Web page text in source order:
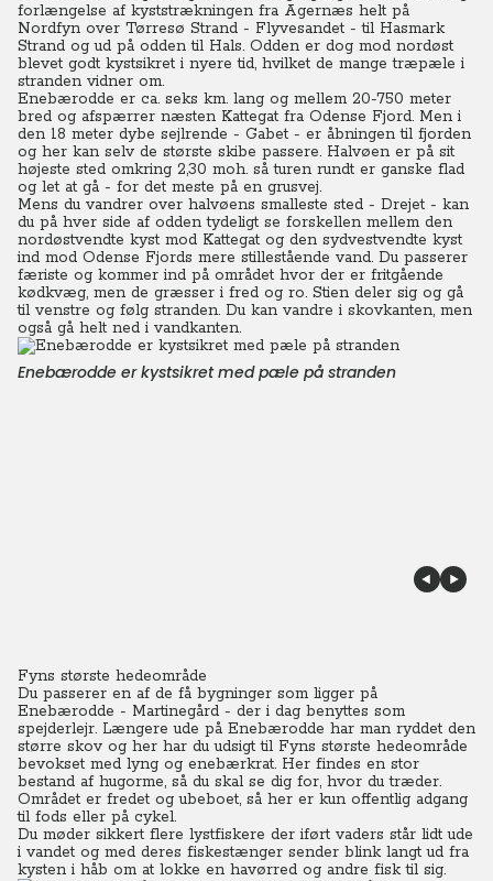
forlængelse af kyststrækningen fra Agernæs helt på
Nordfyn over Tørresø Strand - Flyvesandet - til Hasmark
Strand og ud på odden til Hals. Odden er dog mod nordøst
blevet godt kystsikret i nyere tid, hvilket de mange træpæle i
stranden vidner om.
Enebærodde er ca. seks km. lang og mellem 20-750 meter
bred og afspærrer næsten Kattegat fra Odense Fjord. Men i
den 18 meter dybe sejlrende - Gabet - er åbningen til fjorden
og her kan selv de største skibe passere. Halvøen er på sit
højeste sted omkring 2,30 moh. så turen rundt er ganske flad
og let at gå - for det meste på en grusvej.
Mens du vandrer over halvøens smalleste sted - Drejet - kan
du på hver side af odden tydeligt se forskellen mellem den
nordøstvendte kyst mod Kattegat og den sydvestvendte kyst
ind mod Odense Fjords mere stillestående vand. Du passerer
færiste og kommer ind på området hvor der er fritgående
kødkvæg, men de græsser i fred og ro. Stien deler sig og gå
til venstre og følg stranden. Du kan vandre i skovkanten, men
også gå helt ned i vandkanten.
Enebærodde er kystsikret med pæle på stranden
Fyns største hedeområde
Du passerer en af de få bygninger som ligger på
Enebærodde - Martinegård - der i dag benyttes som
spejderlejr. Længere ude på Enebærodde har man ryddet den
større skov og her har du udsigt til Fyns største hedeområde
bevokset med lyng og enebærkrat. Her findes en stor
bestand af hugorme, så du skal se dig for, hvor du træder.
Området er fredet og ubeboet, så her er kun offentlig adgang
til fods eller på cykel.
Du møder sikkert flere lystfiskere der iført vaders står lidt ude
i vandet og med deres fiskestænger sender blink langt ud fra
kysten i håb om at lokke en havørred og andre fisk til sig.